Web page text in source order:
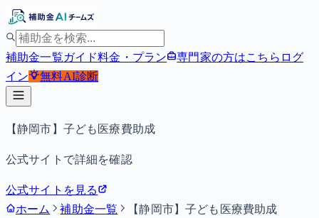
補助金一覧ガイド料金・プラン 専門家の方はこちら ログ
イン
無料AI診断
【静岡市】子ども医療費助成
公式サイトで詳細を確認
公式サイトを見る
ホーム
補助金一覧
【静岡市】子ども医療費助成